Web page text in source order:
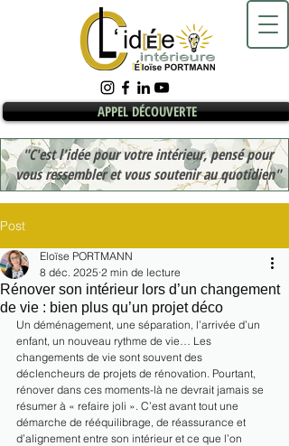
APPEL DÉCOUVERTE
"C'est l'idée pour votre intérieur, pensé pour
vous ressembler et vous soutenir au quotidien"
Post
Rénover son intérieur lors d’un changement
de vie : bien plus qu’un projet déco
Eloïse PORTMANN
8 déc. 2025 2 min de lecture
Un déménagement, une séparation, l’arrivée d’un
enfant, un nouveau rythme de vie… Les
changements de vie sont souvent des
déclencheurs de projets de rénovation. Pourtant,
rénover dans ces moments-là ne devrait jamais se
résumer à « refaire joli ». C’est avant tout une
démarche de rééquilibrage, de réassurance et
d’alignement entre son intérieur et ce que l’on